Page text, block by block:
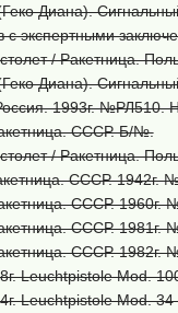
Диана).
с экспертными
/ Ракетница.
Диана).
1993г. №РЛ510.
СССР. Б/№.
/ Ракетница.
СССР. 1942г.
СССР. 1960г.
СССР. 1981г.
СССР. 1982г.
Leuchtpistole Mod.
Leuchtpistole Mod.